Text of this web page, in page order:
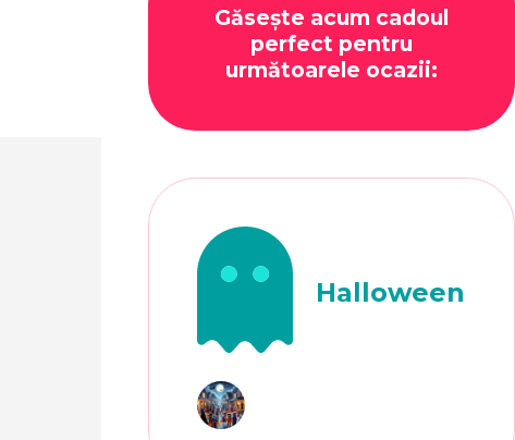
Găsește acum cadoul
perfect pentru
următoarele ocazii:
Halloween